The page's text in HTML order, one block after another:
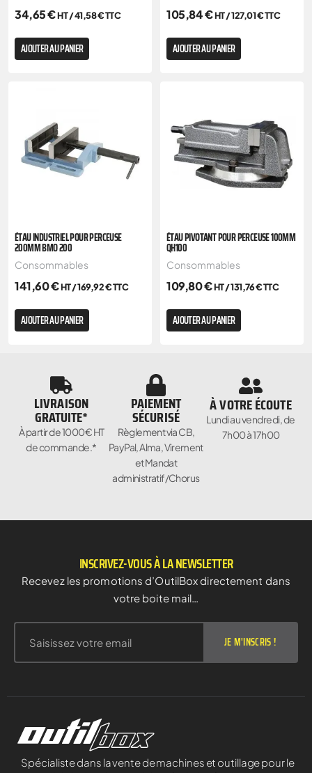
34,65€HT /41,58€TTC
AJOUTER AU PANIER
105,84€HT /127,01€TTC
AJOUTER AU PANIER
ÉTAU INDUSTRIEL POUR PERCEUSE
200MM BMO 200
Consommables
141,60€HT /169,92€TTC
AJOUTER AU PANIER
ÉTAU PIVOTANT POUR PERCEUSE 100MM
QH100
Consommables
109,80€HT /131,76€TTC
AJOUTER AU PANIER
LIVRAISON
GRATUITE*
À partir de 1000€ HT
de commande.*
PAIEMENT
SÉCURISÉ
Règlement via CB,
PayPal, Alma, Virement
et Mandat
administratif/Chorus
À VOTRE ÉCOUTE
Lundi au vendredi, de
7h00 à 17h00
INSCRIVEZ-VOUS À LA NEWSLETTER
Recevez les promotions d’OutilBox directement dans
votre boite mail…
JE M'INSCRIS !
Spécialiste dans la vente de machines et outillage pour le